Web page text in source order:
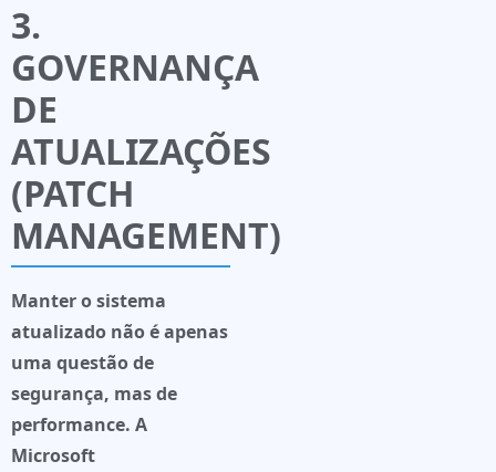
3.
GOVERNANÇA
DE
ATUALIZAÇÕES
(PATCH
MANAGEMENT)
Manter o sistema
atualizado não é apenas
uma questão de
segurança, mas de
performance. A
Microsoft